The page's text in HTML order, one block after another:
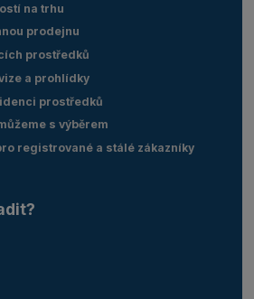
na trhu
prodejnu
prostředků
a prohlídky
prostředků
s výběrem
registrované a stálé zákazníky